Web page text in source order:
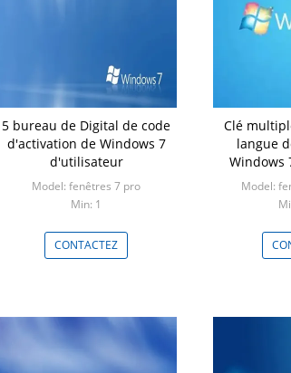
5 bureau de Digital de code
d'activation de Windows 7
d'utilisateur
Model: fenêtres 7 pro
Min: 1
CONTACTEZ
Clé
langue
Windows
Model: